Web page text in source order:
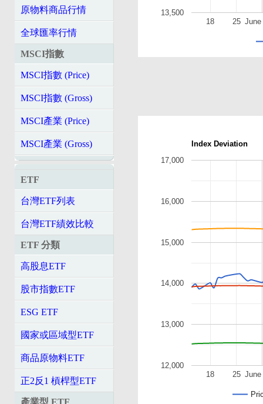
原物料商品行情
全球匯率行情
MSCI指數
MSCI指數 (Price)
MSCI指數 (Gross)
MSCI產業 (Price)
MSCI產業 (Gross)
ETF
台灣ETF列表
台灣ETF績效比較
ETF 分類
高股息ETF
股市指數ETF
ESG ETF
國家或區域型ETF
商品原物料ETF
正2反1 槓桿型ETF
產業型 ETF
June
18 25
13,500
Index Deviation
June
18 25
12,000
13,000
14,000
15,000
16,000
17,000